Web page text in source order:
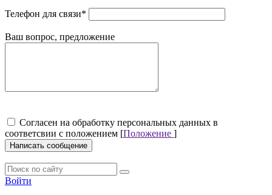
Телефон для связи*
Ваш вопрос, предложение
Cогласен на обработку персональных данных в
соответсвии с положением [Положение ]
Написать сообщение
Войти